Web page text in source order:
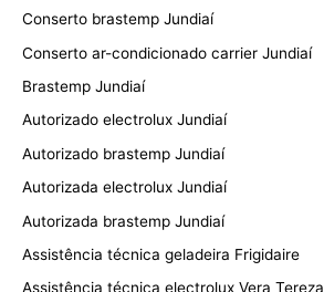
Conserto brastemp Jundiaí
Conserto ar-condicionado carrier Jundiaí
Brastemp Jundiaí
Autorizado electrolux Jundiaí
Autorizado brastemp Jundiaí
Autorizada electrolux Jundiaí
Autorizada brastemp Jundiaí
Assistência técnica geladeira Frigidaire
Assistência técnica electrolux Vera Tereza